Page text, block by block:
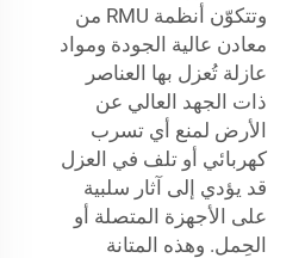
وتتكوّن أنظمة RMU من
معادن عالية الجودة ومواد
عازلة تُعزل بها العناصر
ذات الجهد العالي عن
الأرض لمنع أي تسرب
كهربائي أو تلف في العزل
قد يؤدي إلى آثار سلبية
على الأجهزة المتصلة أو
الحِمل. وهذه المتانة